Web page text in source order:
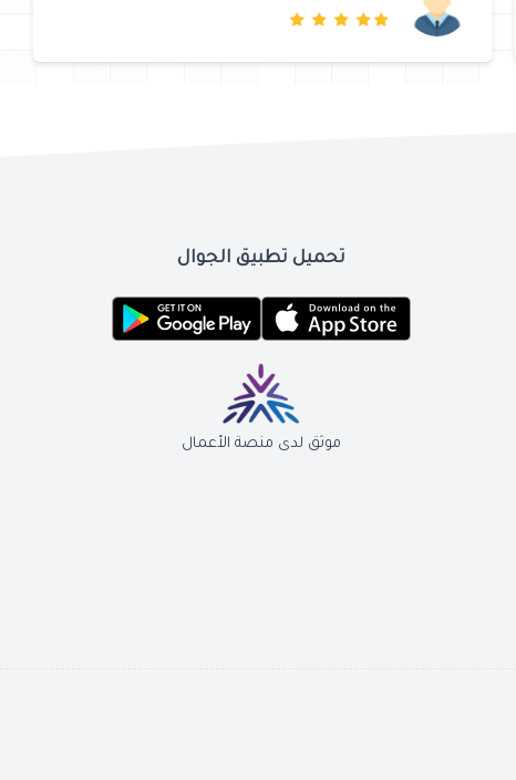
تحميل تطبيق الجوال
موثق لدى منصة الأعمال